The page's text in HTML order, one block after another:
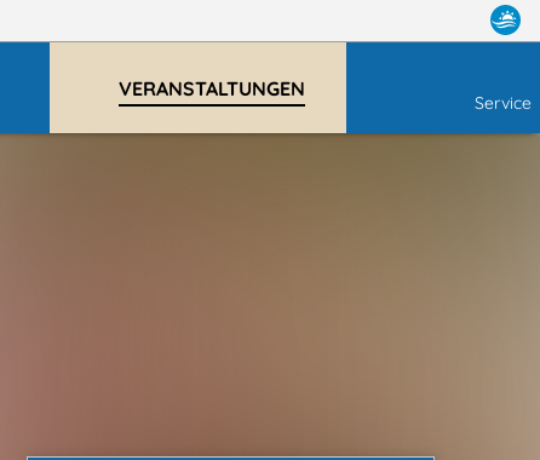
VERANSTALTUNGEN
Service